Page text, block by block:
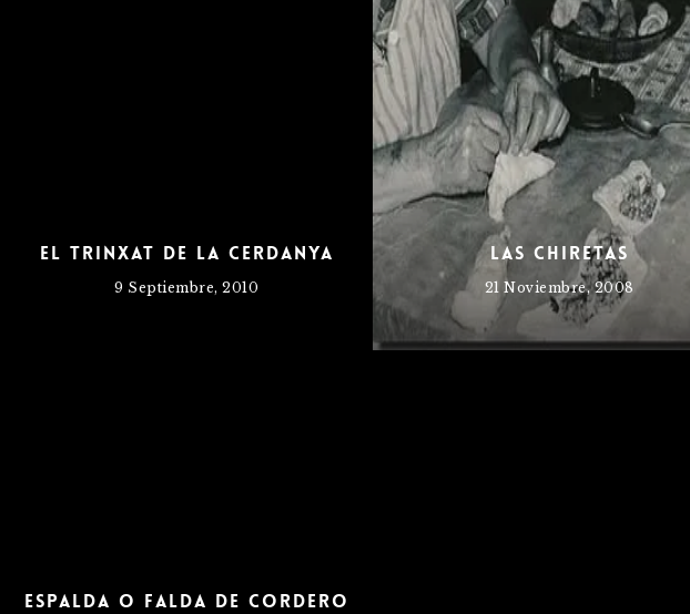
El Trinxat de la Cerdanya
9 Septiembre, 2010
Las Chiretas
21 Noviembre, 2008
Espalda o falda de cordero